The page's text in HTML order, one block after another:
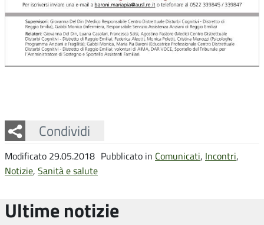
Condividi
Facebook
Twitter
Whatsapp
Modificato 29.05.2018 Pubblicato in Comunicati, Incontri,
Notizie, Sanità e salute
Ultime notizie